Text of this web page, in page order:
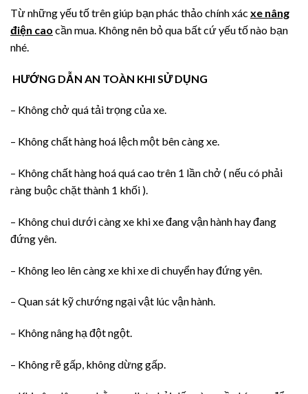
Từ những yếu tố trên giúp bạn phác thảo chính xác xe nâng
điện cao cần mua. Không nên bỏ qua bất cứ yếu tố nào bạn
nhé.
HƯỚNG DẪN AN TOÀN KHI SỬ DỤNG
– Không chở quá tải trọng của xe.
– Không chất hàng hoá lệch một bên càng xe.
– Không chất hàng hoá quá cao trên 1 lần chở ( nếu có phải
ràng buộc chặt thành 1 khối ).
– Không chui dưới càng xe khi xe đang vận hành hay đang
đứng yên.
– Không leo lên càng xe khi xe di chuyển hay đứng yên.
– Quan sát kỹ chướng ngại vật lúc vận hành.
– Không nâng hạ đột ngột.
– Không rẽ gấp, không dừng gấp.